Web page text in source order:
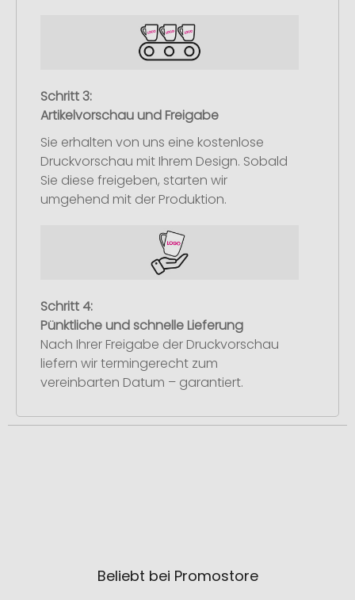
Schritt 3:
Artikelvorschau und Freigabe
Sie erhalten von uns eine kostenlose
Druckvorschau mit Ihrem Design. Sobald
Sie diese freigeben, starten wir
umgehend mit der Produktion.
Schritt 4:
Pünktliche und schnelle Lieferung
Nach Ihrer Freigabe der Druckvorschau
liefern wir termingerecht zum
vereinbarten Datum – garantiert.
Beliebt bei Promostore